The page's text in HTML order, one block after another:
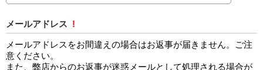
メールアドレス !
メールアドレスをお間違えの場合はお返事が届きません。ご注
意ください。
また、弊店からのお返事が迷惑メールとして処理される場合が